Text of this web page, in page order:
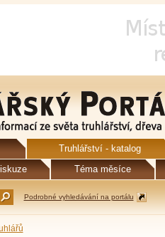
Truhlářství - katalog
Téma měsíce
Podrobné vyhledávání na portálu